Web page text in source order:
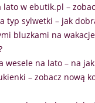
lato w ebutik.pl –
typ sylwetki – jak
bluzkami na
wesele na lato – na
– zobacz nową